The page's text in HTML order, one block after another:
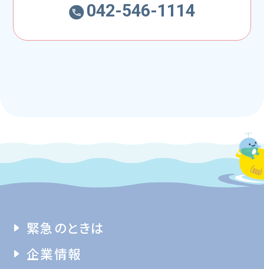
042-546-1114
緊急のときは
企業情報